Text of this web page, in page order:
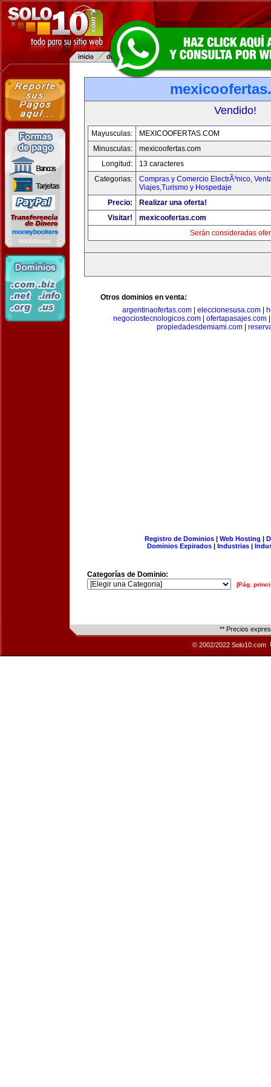
Vendido!
Mayusculas:
MEXICOOFERTAS.COM
Minusculas:
mexicoofertas.com
Longitud:
13 caracteres
Categorias:
Compras y Comercio ElectrÃ³nico,
Viajes,Turismo y Hospedaje
Precio:
Realizar una oferta!
Visitar!
mexicoofertas.com
Serán consideradas
Otros dominios en venta:
argentinaofertas.com| eleccionesusa.com|
negociostecnologicos.com
ofertapasajes.com
propiedadesdemiami.com|
Registro de Dominios| Web Hosting |
Dominios Expirados | Industrias |
Categorías de Dominio:
[Pág.
** Precios
© 2002/2022 Solo10.com